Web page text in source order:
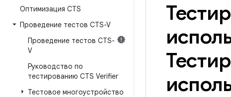
Оптимизация CTS
Проведение тестов CTS-V
Проведение тестов CTS-
V
Руководство по
тестированию CTS Verifier
Тестовое многоустройство